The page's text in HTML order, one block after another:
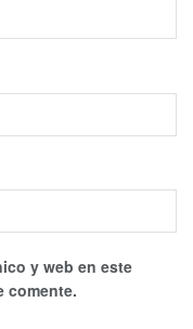
y web en este
comente.